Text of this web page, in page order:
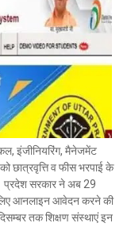
रफीक पर बड़ी
10 लोगों को किया जिला
वर्मा बने आइएएस
मिलावट
को बनाया बंधक
इंजीनियरिंग, मैनेजमेंट
छात्रवृत्ति व फीस भरपाई के
प्रदेश सरकार ने अब 29
आनलाइन आवेदन करने की
तक शिक्षण संस्थाएं इन